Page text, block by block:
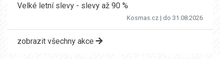
Velké letní slevy - slevy až 90 %
Kosmas.cz | do 31.08.2026
zobrazit všechny akce